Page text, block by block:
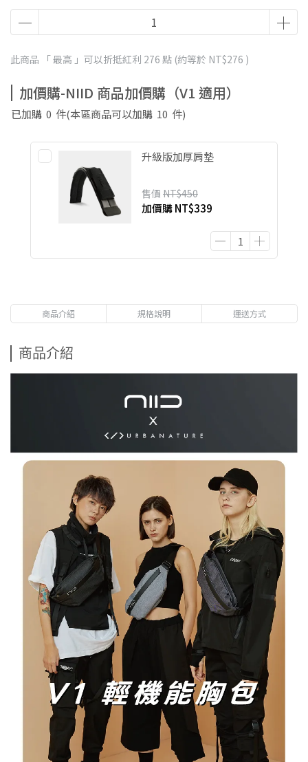
EC滿2500贈登山扣
此商品 「 最高 」可以折抵紅利 276 點 (約等於 NT$276 )
加價購-NIID 商品加價購（V1 適用）
已加購 0 件(本區商品可以加購 10 件)
升級版加厚肩墊
售價 NT$450
加價購NT$339
商品介紹 規格說明 運送方式
商品介紹